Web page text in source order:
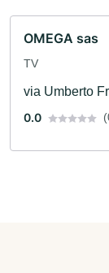
OMEGA sas
TV
via Umberto
0.0